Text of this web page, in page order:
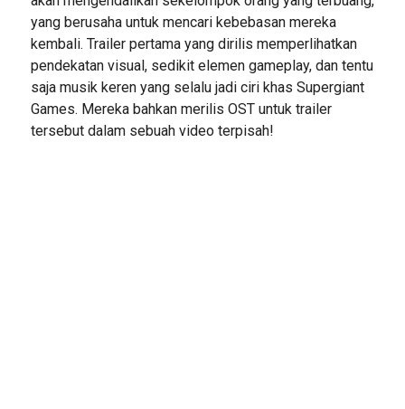
yang berusaha untuk mencari kebebasan mereka
kembali. Trailer pertama yang dirilis memperlihatkan
pendekatan visual, sedikit elemen gameplay, dan tentu
saja musik keren yang selalu jadi ciri khas Supergiant
Games. Mereka bahkan merilis OST untuk trailer
tersebut dalam sebuah video terpisah!